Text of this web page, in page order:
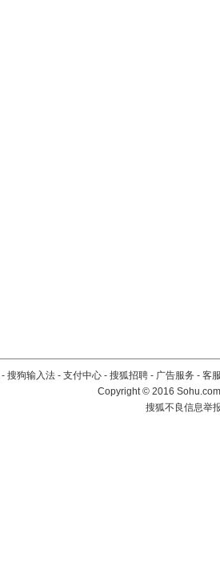
- 搜狗输入法 - 支付中心 - 搜狐招聘 - 广告服务 - 客
Copyright©2016
搜狐不良信息举